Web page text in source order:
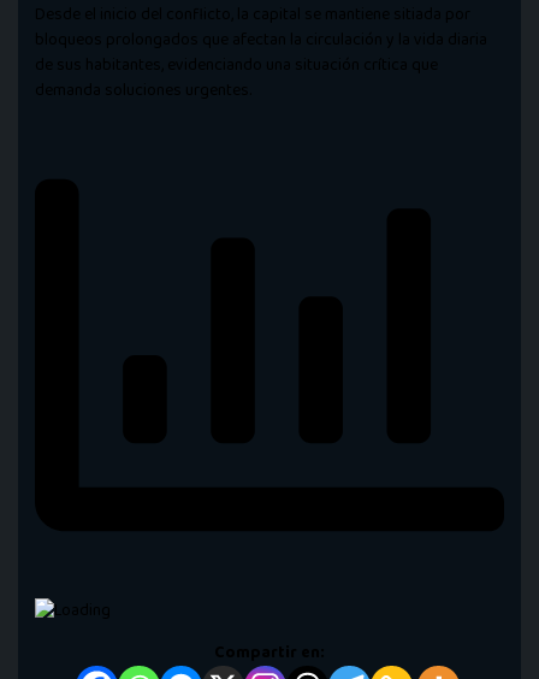
Desde el inicio del conflicto, la capital se mantiene sitiada por
bloqueos prolongados que afectan la circulación y la vida diaria
de sus habitantes, evidenciando una situación crítica que
demanda soluciones urgentes.
Compartir en: